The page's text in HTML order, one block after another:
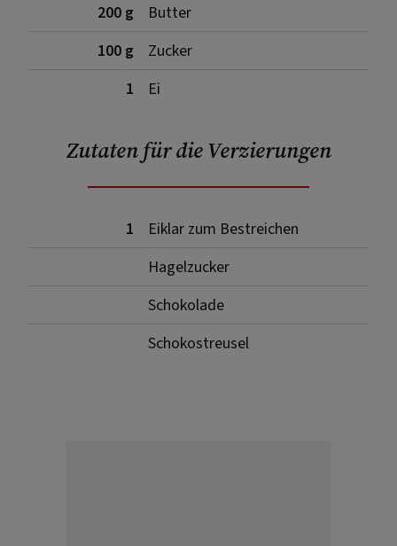
200 g
Butter
100 g
Zucker
1
Ei
Zutaten für die Verzierungen
1
Eiklar zum Bestreichen
Hagelzucker
Schokolade
Schokostreusel